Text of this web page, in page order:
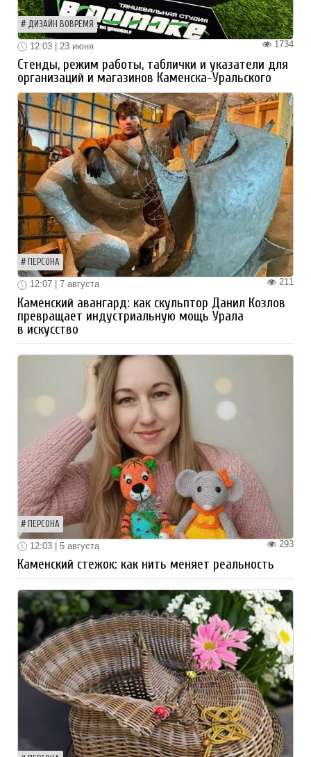
ДИЗАЙН ВОВРЕМЯ
1734
12:03 | 23 июня
Стенды, режим работы, таблички и указатели для
организаций и магазинов Каменска-Уральского
ПЕРСОНА
211
12:07 | 7 августа
Каменский авангард: как скульптор Данил Козлов
превращает индустриальную мощь Урала
в искусство
ПЕРСОНА
293
12:03 | 5 августа
Каменский стежок: как нить меняет реальность